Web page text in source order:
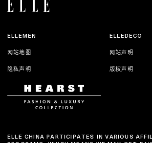
ELLEMEN ELLEDECO
网站地图 网站声明
隐私声明 版权声明
ELLE CHINA PARTICIPATES IN VARIOUS